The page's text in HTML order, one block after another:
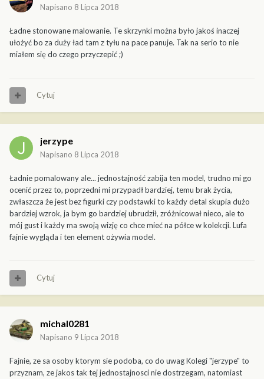
Napisano 8 Lipca 2018
Ładne stonowane malowanie. Te skrzynki można było jakoś inaczej
ułożyć bo za duży ład tam z tyłu na pace panuje. Tak na serio to nie
miałem się do czego przyczepić ;)
Cytuj
jerzype
Napisano 8 Lipca 2018
Ładnie pomalowany ale... jednostajność zabija ten model, trudno mi go
ocenić przez to, poprzedni mi przypadł bardziej, temu brak życia,
zwłaszcza że jest bez figurki czy podstawki to każdy detal skupia dużo
bardziej wzrok, ja bym go bardziej ubrudził, zróżnicował nieco, ale to
mój gust i każdy ma swoją wizję co chce mieć na półce w kolekcji. Lufa
fajnie wygląda i ten element ożywia model.
Cytuj
michal0281
Napisano 9 Lipca 2018
Fajnie, ze sa osoby ktorym sie podoba, co do uwag Kolegi "jerzype" to
przyznam, ze jakos tak tej jednostajnosci nie dostrzegam, natomiast